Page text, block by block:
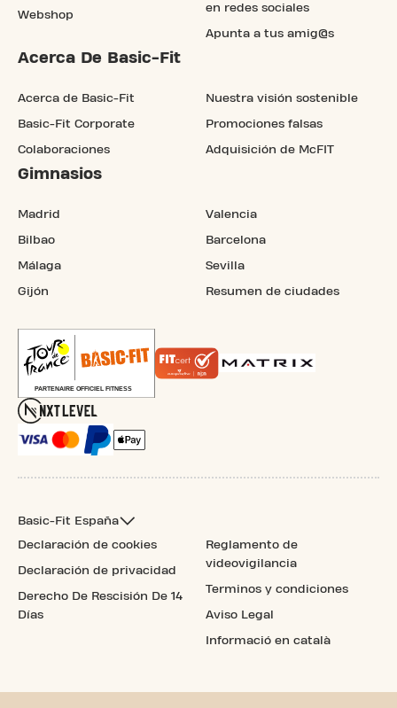
Webshop
en redes sociales
Apunta a tus amig@s
Acerca De Basic-Fit
Acerca de Basic-Fit
Basic-Fit Corporate
Colaboraciones
Nuestra visión sostenible
Promociones falsas
Adquisición de McFIT
Gimnasios
Madrid
Bilbao
Málaga
Gijón
Valencia
Barcelona
Sevilla
Resumen de ciudades
Basic-Fit España
Declaración de cookies
Declaración de privacidad
Derecho De Rescisión De 14
Días
Reglamento de
videovigilancia
Terminos y condiciones
Aviso Legal
Informació en català